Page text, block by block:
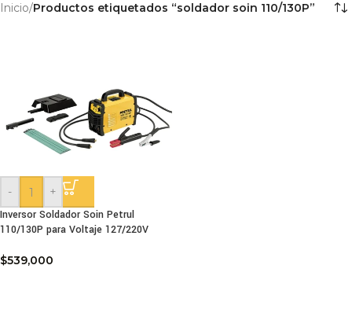
Inicio/Productos etiquetados “soldador soin 110/130P”
-
+
Inversor Soldador Soin Petrul
110/130P para Voltaje 127/220V
$539,000